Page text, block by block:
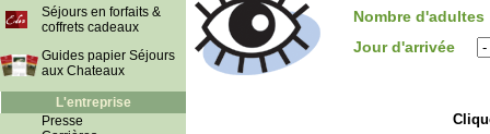
Séjours en forfaits &
coffrets cadeaux
Guides papier Séjours
aux Chateaux
L'entreprise
Presse
Nombre
Jour d'arrivée